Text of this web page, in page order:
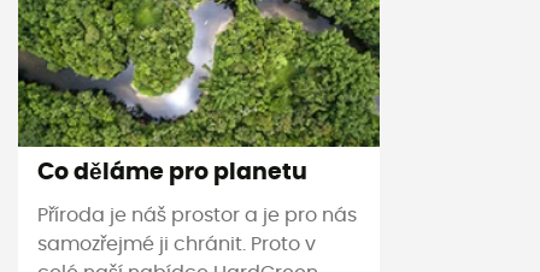
Co děláme pro planetu
Příroda je náš prostor a je pro nás
samozřejmé ji chránit. Proto v